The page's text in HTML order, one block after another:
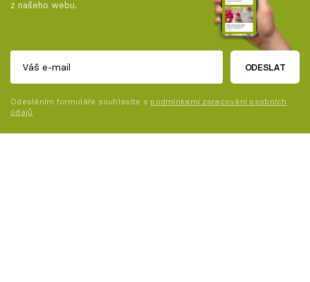
z našeho webu.
ODESLAT
Odesláním formuláře souhlasíte s podmínkami zpracování osobních
údajů